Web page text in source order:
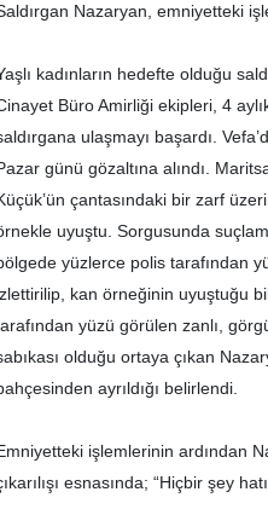
Nazaryan, emniyetteki
kadınların hedefte olduğu
Büro Amirliği ekipleri, 4
ulaşmayı başardı.
günü gözaltına alındı.
çantasındaki bir zarf
uyuştu. Sorgusunda
yüzlerce polis tarafından
kan örneğinin uyuştuğu
yüzü görülen zanlı,
olduğu ortaya çıkan
ayrıldığı belirlendi.
işlemlerinin ardından
esnasında; “Hiçbir şey